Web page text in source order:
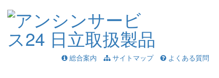
総合案内 サイトマップ
よくある質問